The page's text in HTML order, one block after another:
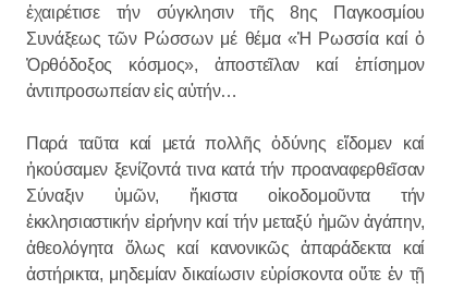
ἐχαιρέτισε τήν σύγκλησιν τῆς 8ης Παγκοσμίου
Συνάξεως τῶν Ρώσσων μέ θέμα «Ἡ Ρωσσία καί ὁ
Ὀρθόδοξος κόσμος», ἀποστεῖλαν καί ἐπίσημον
ἀντιπροσωπείαν εἰς αὐτήν…
Παρά ταῦτα καί μετά πολλῆς ὀδύνης εἴδομεν καί
ἠκούσαμεν ξενίζοντά τινα κατά τήν προαναφερθεῖσαν
Σύναξιν ὑμῶν, ἥκιστα οἰκοδομοῦντα τήν
ἐκκλησιαστικήν εἰρήνην καί τήν μεταξύ ἡμῶν ἀγάπην,
ἀθεολόγητα ὅλως καί κανονικῶς ἀπαράδεκτα καί
ἀστήρικτα, μηδεμίαν δικαίωσιν εὑρίσκοντα οὔτε ἐν τῇ